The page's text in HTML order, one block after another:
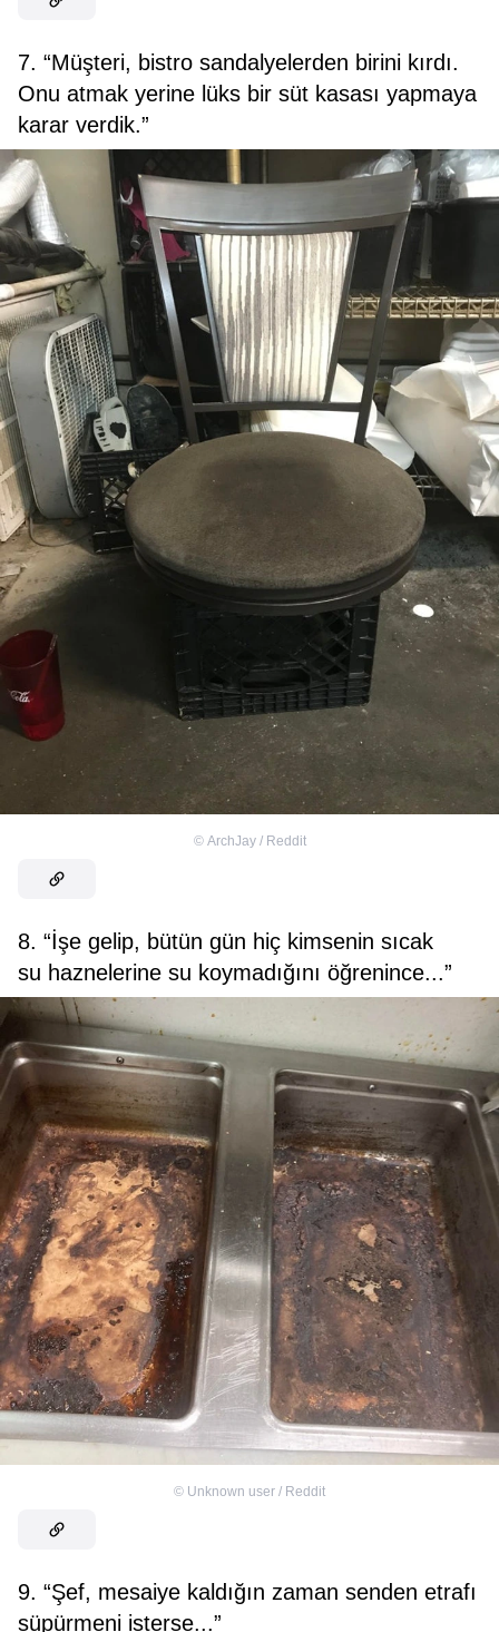
7. “Müşteri, bistro sandalyelerden birini kırdı.
Onu atmak yerine lüks bir süt kasası yapmaya
karar verdik.”
© ArchJay / Reddit
8. “İşe gelip, bütün gün hiç kimsenin sıcak
su haznelerine su koymadığını öğrenince...”
© Unknown user / Reddit
9. “Şef, mesaiye kaldığın zaman senden etrafı
süpürmeni isterse...”